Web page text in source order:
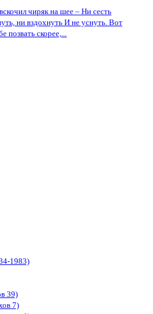
чиряк на шее – Ни сесть
ни вздохнуть И не уснуть. Вот
позвать скорее,...
1983)
39)
7)